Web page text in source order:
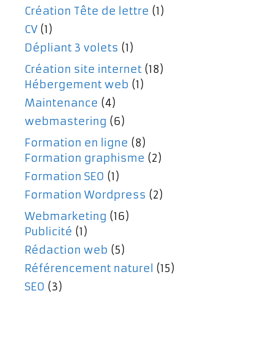
Création Tête de lettre (1)
CV (1)
Dépliant 3 volets (1)
Création site internet (18)
Hébergement web (1)
Maintenance (4)
webmastering (6)
Formation en ligne (8)
Formation graphisme (2)
Formation SEO (1)
Formation Wordpress (2)
Webmarketing (16)
Publicité (1)
Rédaction web (5)
Référencement naturel (15)
SEO (3)